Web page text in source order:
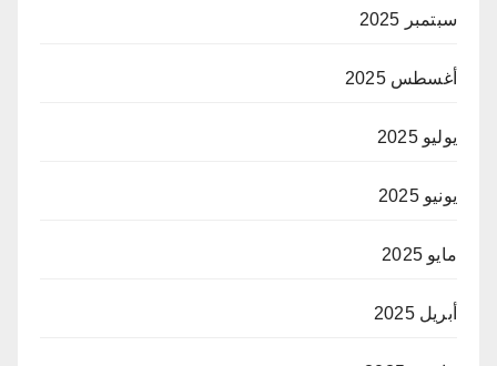
سبتمبر 2025
أغسطس 2025
يوليو 2025
يونيو 2025
مايو 2025
أبريل 2025